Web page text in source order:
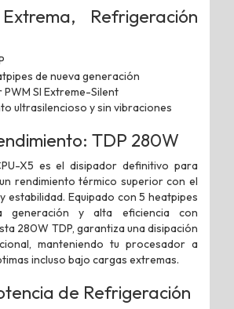
Refrigeración
de nueva generación
SI Extreme-Silent
ultrasilencioso y sin vibraciones
TDP 280W
X5 es el disipador definitivo para
rendimiento térmico superior con el
estabilidad. Equipado con 5 heatpipes
generación y alta eficiencia con
280W TDP, garantiza una disipación
manteniendo tu procesador a
incluso bajo cargas extremas.
de Refrigeración